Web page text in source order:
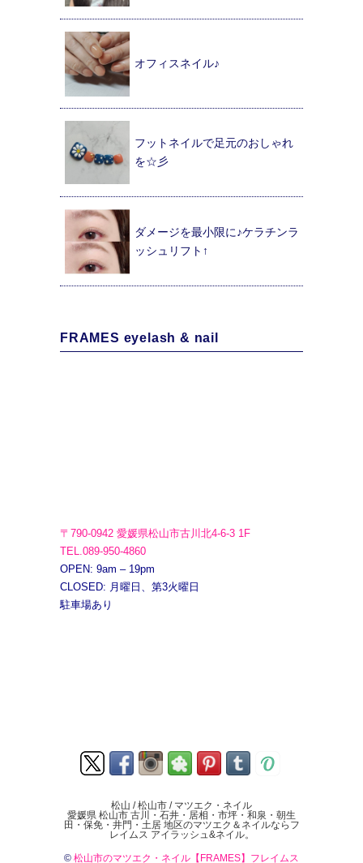
オフィスネイル♪
フットネイルで足元のおしゃれ
を☆彡
ダメージを最小限に♪ケラチンラ
ッシュリフト↑
FRAMES eyelash & nail
〒790-0942 愛媛県松山市古川北4-6-3 1F
TEL.089-950-4860
OPEN: 9am – 19pm
CLOSED: 月曜日、第3火曜日
駐車場あり
松山 / 松山市 / マツエク・ネイル
愛媛県 松山市 古川・石井・居相・市坪・和泉・朝生
田・保免・井門・土居 地区のマツエク＆ネイルならフ
レイムス アイラッシュ&ネイル。
© 松山市のマツエク・ネイル【FRAMES】フレイムス